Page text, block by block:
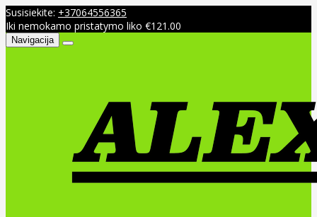
Susisiekite: +37064556365
Iki nemokamo pristatymo liko €121.00
Navigacija